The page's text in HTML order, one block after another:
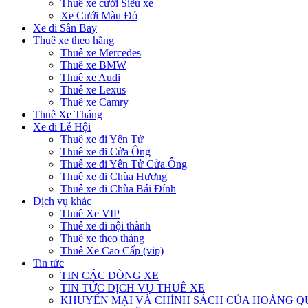
Thuê xe cưới Siêu xe
Xe Cưới Màu Đỏ
Xe đi Sân Bay
Thuê xe theo hãng
Thuê xe Mercedes
Thuê xe BMW
Thuê xe Audi
Thuê xe Lexus
Thuê xe Camry
Thuê Xe Tháng
Xe đi Lễ Hội
Thuê xe đi Yên Tử
Thuê xe đi Cửa Ông
Thuê xe đi Yên Tử Cửa Ông
Thuê xe đi Chùa Hương
Thuê xe đi Chùa Bái Đính
Dịch vụ khác
Thuê Xe VIP
Thuê xe đi nội thành
Thuê xe theo tháng
Thuê Xe Cao Cấp (vip)
Tin tức
TIN CÁC DÒNG XE
TIN TỨC DỊCH VỤ THUÊ XE
KHUYẾN MẠI VÀ CHÍNH SÁCH CỦA HOÀNG